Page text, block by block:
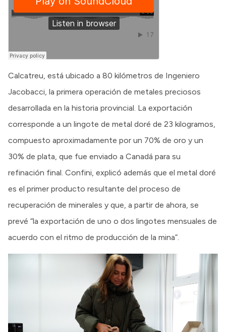
Calcatreu, está ubicado a 80 kilómetros de Ingeniero
Jacobacci, la primera operación de metales preciosos
desarrollada en la historia provincial. La exportación
corresponde a un lingote de metal doré de 23 kilogramos,
compuesto aproximadamente por un 70% de oro y un
30% de plata, que fue enviado a Canadá para su
refinación final. Confini, explicó además que el metal doré
es el primer producto resultante del proceso de
recuperación de minerales y que, a partir de ahora, se
prevé “la exportación de uno o dos lingotes mensuales de
acuerdo con el ritmo de producción de la mina”.